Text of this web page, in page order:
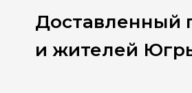
Доставленный
и жителей